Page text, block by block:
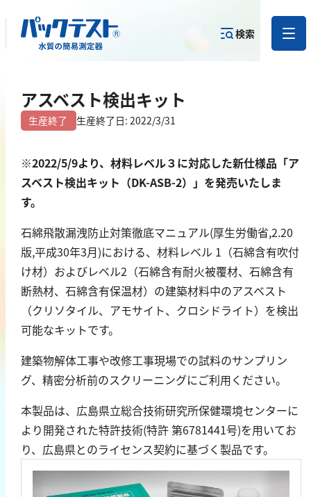
検索
アスベスト検出キット
生産終了 生産終了日: 2022/3/31
※2022/5/9より、材料レベル３に対応した新仕様品「ア
スベスト検出キット（DK-ASB-2）」を発売いたしま
す。
石綿飛散漏洩防止対策徹底マニュアル(厚生労働省,2.20
版,平成30年3月)における、材料レベル 1（石綿含有吹付
け材）およびレベル2（石綿含有耐火被覆材、石綿含有
断熱材、石綿含有保温材） の建築材料中のアスベスト
（クリソタイル、アモサイト、クロシドライト）を検出
可能なキットです。
建築物解体工事や改修工事現場での試料のサンプリン
グ、精密分析前のスクリーニングにご利用ください。
本製品は、広島県立総合技術研究所保健環境センターに
より開発された特許技術(特許 第6781441号)を用いてお
り、広島県とのライセンス契約に基づく製品です。
ら
製品を探す
目的から
製品を探す
カテゴリー
で探す
金属
亜鉛
アルミニウム
カドミウム
金
銀
クロム
鉄
鉛
ニッケル
マンガン
モリブデン
金属総量
有機汚濁